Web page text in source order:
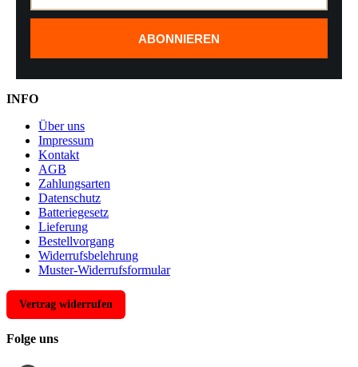
ABONNIEREN
INFO
Über uns
Impressum
Kontakt
AGB
Zahlungsarten
Datenschutz
Batteriegesetz
Lieferung
Bestellvorgang
Widerrufsbelehrung
Muster-Widerrufsformular
Vertrag widerrufen
Folge uns